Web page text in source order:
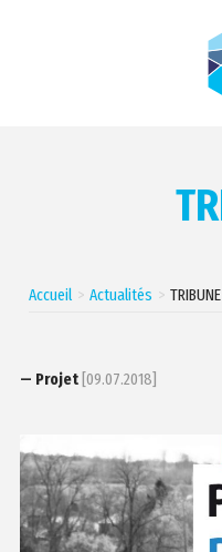
Accueil Actualités TRIBUNE
— Projet[09.07.2018]